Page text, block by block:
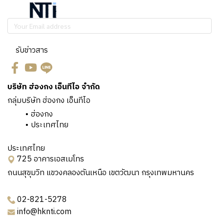
รับข่าวสาร
บริษัท ฮ่องกง เอ็นทีไอ จำกัด
กลุ่มบริษัท ฮ่องกง เอ็นทีไอ
ฮ่องกง
ประเทศไทย
ประเทศไทย
725 อาคารเอสเมโทร
ถนนสุขุมวิท แขวงคลองตันเหนือ เขตวัฒนา กรุงเทพมหานคร
02-821-5278
info@hknti.com